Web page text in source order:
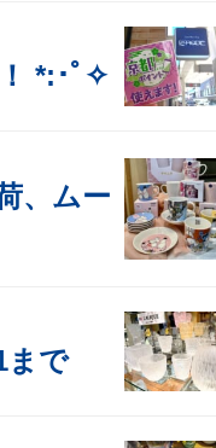
*:･ﾟ✧
、ムー
まで